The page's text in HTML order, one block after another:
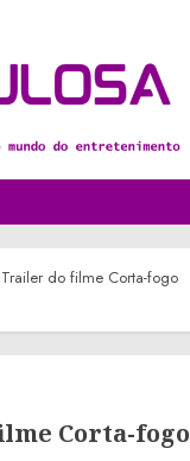
Trailer do filme Corta-fogo
Corta-fogo